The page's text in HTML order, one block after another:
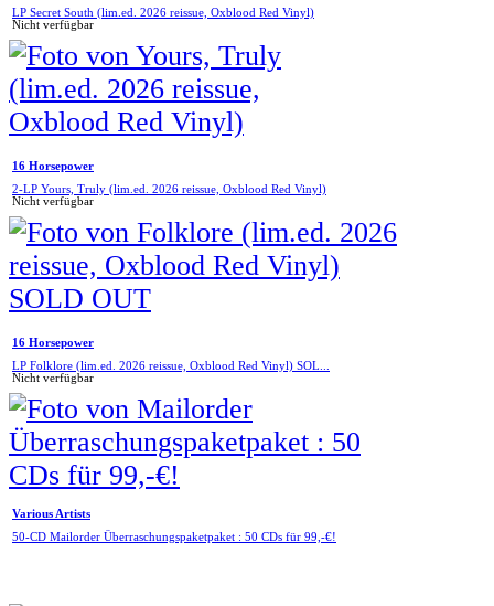
LP Secret South (lim.ed. 2026 reissue, Oxblood Red Vinyl)
Nicht verfügbar
16 Horsepower
2-LP Yours, Truly (lim.ed. 2026 reissue, Oxblood Red Vinyl)
Nicht verfügbar
16 Horsepower
LP Folklore (lim.ed. 2026 reissue, Oxblood Red Vinyl) SOL...
Nicht verfügbar
Various Artists
50-CD Mailorder Überraschungspaketpaket : 50 CDs für 99,-€!